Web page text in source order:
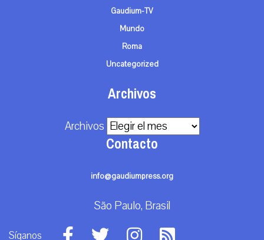
Gaudium-TV
Mundo
Roma
Uncategorized
Archivos
Archivos
Contacto
info@gaudiumpress.org
São Paulo, Brasil
Síganos